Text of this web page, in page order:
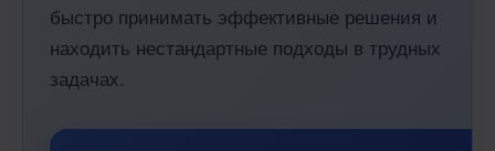
быстро принимать эффективные решения и
находить нестандартные подходы в трудных
задачах.